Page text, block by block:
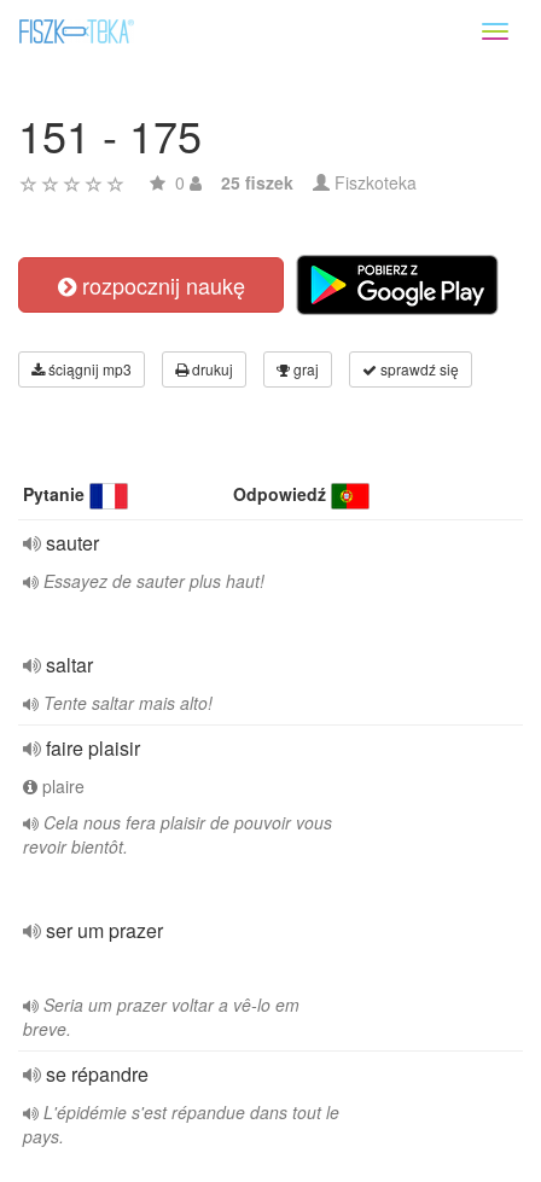
151 - 175
0 25 fiszek Fiszkoteka
rozpocznij naukę
ściągnij mp3 drukuj graj sprawdź się
Pytanie Odpowiedź
sauter
Essayez de sauter plus haut!
saltar
Tente saltar mais alto!
faire plaisir
plaire
Cela nous fera plaisir de pouvoir vous
revoir bientôt.
ser um prazer
Seria um prazer voltar a vê-lo em
breve.
se répandre
L'épidémie s'est répandue dans tout le
pays.